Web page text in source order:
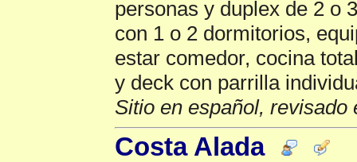
personas y duplex de 2 o
con 1 o 2 dormitorios,
estar comedor, cocina
y deck con parrilla
Sitio en español, revisado
Costa Alada